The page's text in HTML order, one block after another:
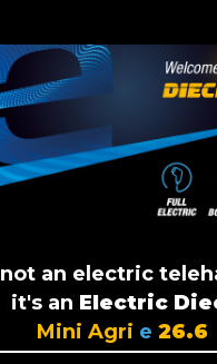
an electric
it's an Electric
Mini Agri e 26.6